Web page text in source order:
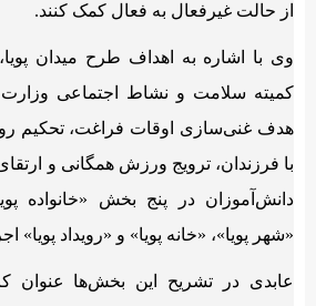
از حالت غیرفعال به فعال کمک کنند.
وی با اشاره به اهداف طرح میدان
کمیته سلامت و نشاط اجتماعی
هدف غنی‌سازی اوقات فراغت، تحکیم
با فرزندان، ترویج ورزش همگانی و
دانش‌آموزان در پنج بخش «خانواده
«شهر پویا»، «خانه پویا» و «رویداد پویا»
عابدی در تشریح این بخش‌ها عنوان